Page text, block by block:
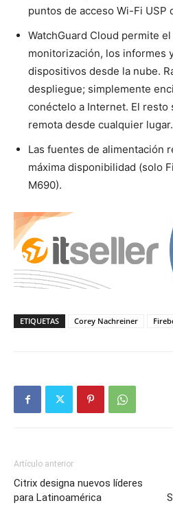
puntos de acceso Wi-Fi USP
WatchGuard Cloud permite
monitorización, los informes
dispositivos desde la nube.
despliegue; simplemente
conéctelo a Internet. El resto
remota desde cualquier lugar.
Las fuentes de alimentación
máxima disponibilidad (solo
M690).
ETIQUETAS Corey Nachreiner
Artículo anterior
Citrix designa nuevos líderes
para Latinoamérica